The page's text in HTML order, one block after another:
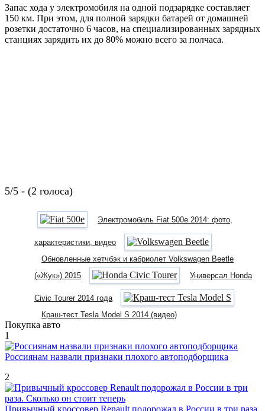
Запас хода у электромобиля на одной подзарядке составляет
150 км. При этом, для полной зарядки батарей от домашней
розетки достаточно 6 часов, на специализированных зарядных
станциях зарядить их до 80% можно всего за полчаса.
5/5 - (2 голоса)
Электромобиль Fiat 500e 2014: фото,
характеристики, видео
Обновленные хетчбэк и кабриолет Volkswagen Beetle
(«Жук») 2015
Универсал Honda
Civic Tourer 2014 года
Краш-тест Tesla Model S 2014 (видео)
Покупка авто
1
Россиянам назвали признаки плохого автоподборщика
2